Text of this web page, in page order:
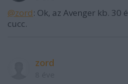
@zord: Ok, az Avenger kb. 30
cucc.
zord